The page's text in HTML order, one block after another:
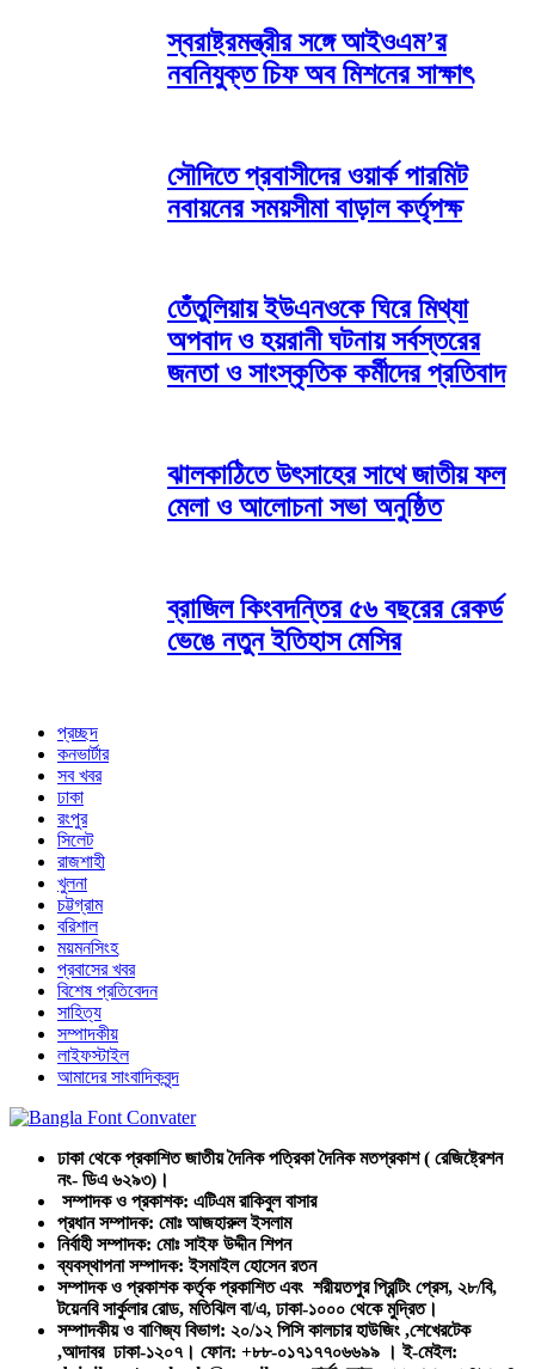
স্বরাষ্ট্রমন্ত্রীর সঙ্গে আইওএম’র
নবনিযুক্ত চিফ অব মিশনের সাক্ষাৎ
সৌদিতে প্রবাসীদের ওয়ার্ক পারমিট
নবায়নের সময়সীমা বাড়াল কর্তৃপক্ষ
তেঁতুলিয়ায় ইউএনওকে ঘিরে মিথ্যা
অপবাদ ও হয়রানী ঘটনায় সর্বস্তরের
জনতা ও সাংস্কৃতিক কর্মীদের প্রতিবাদ
ঝালকাঠিতে উৎসাহের সাথে জাতীয় ফল
মেলা ও আলোচনা সভা অনুষ্ঠিত
ব্রাজিল কিংবদন্তির ৫৬ বছরের রেকর্ড
ভেঙে নতুন ইতিহাস মেসির
প্রচ্ছদ
কনভার্টার
সব খবর
ঢাকা
রংপুর
সিলেট
রাজশাহী
খুলনা
চট্টগ্রাম
বরিশাল
ময়মনসিংহ
প্রবাসের খবর
বিশেষ প্রতিবেদন
সাহিত্য
সম্পাদকীয়
লাইফস্টাইল
আমাদের সাংবাদিকবৃন্দ
ঢাকা থেকে প্রকাশিত জাতীয় দৈনিক পত্রিকা দৈনিক মতপ্রকাশ ( রেজিষ্ট্রেশন
নং- ডিএ ৬২৯৩)।
সম্পাদক ও প্রকাশক: এটিএম রাকিবুল বাসার
প্রধান সম্পাদক: মোঃ আজহারুল ইসলাম
নির্বাহী সম্পাদক: মোঃ সাইফ উদ্দীন শিপন
ব্যবস্থাপনা সম্পাদক: ইসমাইল হোসেন রতন
সম্পাদক ও প্রকাশক কর্তৃক প্রকাশিত এবং শরীয়তপুর প্রিন্টিং প্রেস, ২৮/বি,
টয়েনবি সার্কুলার রোড, মতিঝিল বা/এ, ঢাকা-১০০০ থেকে মুদ্রিত।
সম্পাদকীয় ও বাণিজ্য বিভাগ: ২০/১২ পিসি কালচার হাউজিং ,শেখেরটেক
,আদাবর ঢাকা-১২০৭। ফোন: +৮৮-০১৭১৭৭০৬৬৯৯ । ই-মেইল: